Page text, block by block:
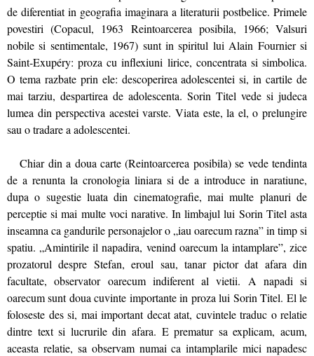
de diferentiat in geografia imaginara a literaturii postbelice. Primele
povestiri (Copacul, 1963 Reintoarcerea posibila, 1966; Valsuri
nobile si sentimentale, 1967) sunt in spiritul lui Alain Fournier si
Saint-Exupéry: proza cu inflexiuni lirice, concentrata si simbolica.
O tema razbate prin ele: descoperirea adolescentei si, in cartile de
mai tarziu, despartirea de adolescenta. Sorin Titel vede si judeca
lumea din perspectiva acestei varste. Viata este, la el, o prelungire
sau o tradare a adolescentei.
Chiar din a doua carte (Reintoarcerea posibila) se vede tendinta
de a renunta la cronologia liniara si de a introduce in naratiune,
dupa o sugestie luata din cinematografie, mai multe planuri de
perceptie si mai multe voci narative. In limbajul lui Sorin Titel asta
inseamna ca gandurile personajelor o „iau oarecum razna” in timp si
spatiu. „Amintirile il napadira, venind oarecum la intamplare”, zice
prozatorul despre Stefan, eroul sau, tanar pictor dat afara din
facultate, observator oarecum indiferent al vietii. A napadi si
oarecum sunt doua cuvinte importante in proza lui Sorin Titel. El le
foloseste des si, mai important decat atat, cuvintele traduc o relatie
dintre text si lucrurile din afara. E prematur sa explicam, acum,
aceasta relatie, sa observam numai ca intamplarile mici napadesc